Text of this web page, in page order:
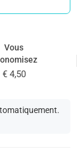
Vous
€ 4,50